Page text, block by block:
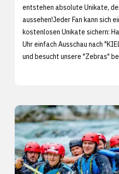
entstehen absolute Unikate,
aussehen!Jeder Fan kann sich
kostenlosen Unikate sichern:
Uhr einfach Ausschau nach
und besucht unsere "Zebras"